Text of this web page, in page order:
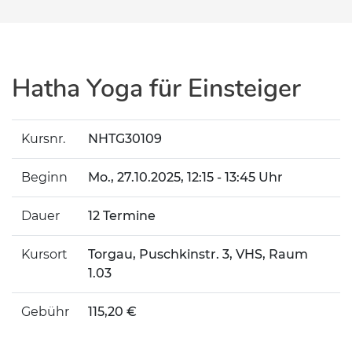
Hatha Yoga für Einsteiger
Kursnr. NHTG30109
Beginn Mo., 27.10.2025, 12:15 - 13:45 Uhr
Dauer 12 Termine
Kursort
Torgau, Puschkinstr. 3, VHS, Raum
1.03
Gebühr 115,20 €